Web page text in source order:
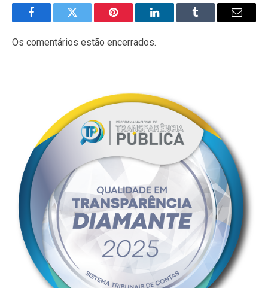
FacebookTwitter Pinterest LinkedInTumblr
E-
Os comentários estão encerrados.